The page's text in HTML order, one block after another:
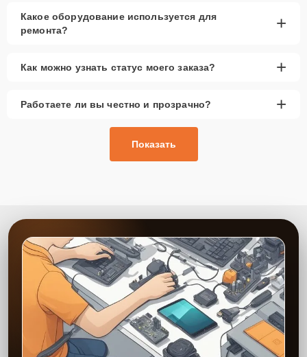
Какое оборудование используется для
ремонта?
+
Как можно узнать статус моего заказа? +
Работаете ли вы честно и прозрачно? +
Показать